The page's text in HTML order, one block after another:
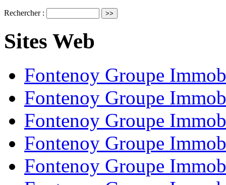
Rechercher :
Sites Web
Fontenoy Groupe
Fontenoy Groupe
Fontenoy Groupe
Fontenoy Groupe
Fontenoy Groupe